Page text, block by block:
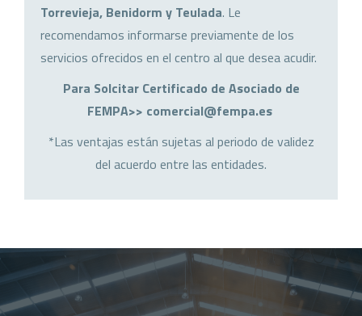
Torrevieja, Benidorm y Teulada. Le
recomendamos informarse previamente de los
servicios ofrecidos en el centro al que desea acudir.
Para Solcitar Certificado de Asociado de
FEMPA>> comercial@fempa.es
*Las ventajas están sujetas al periodo de validez
del acuerdo entre las entidades.